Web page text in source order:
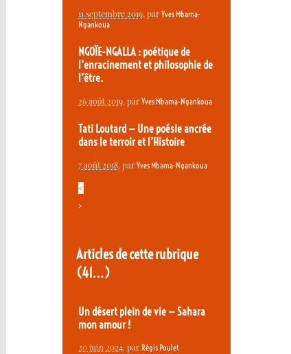
11 septembre 2019, par Yves Mbama-
Ngankoua
NGOÏE-NGALLA : poétique de
l’enracinement et philosophie de
l’être.
26 août 2019, par Yves Mbama-Ngankoua
Tati Loutard — Une poésie ancrée
dans le terroir et l’Histoire
7 août 2018, par Yves Mbama-Ngankoua
<
>
Articles de cette rubrique
(41…)
Un désert plein de vie — Sahara
mon amour !
20 juin 2024, par Régis Poulet